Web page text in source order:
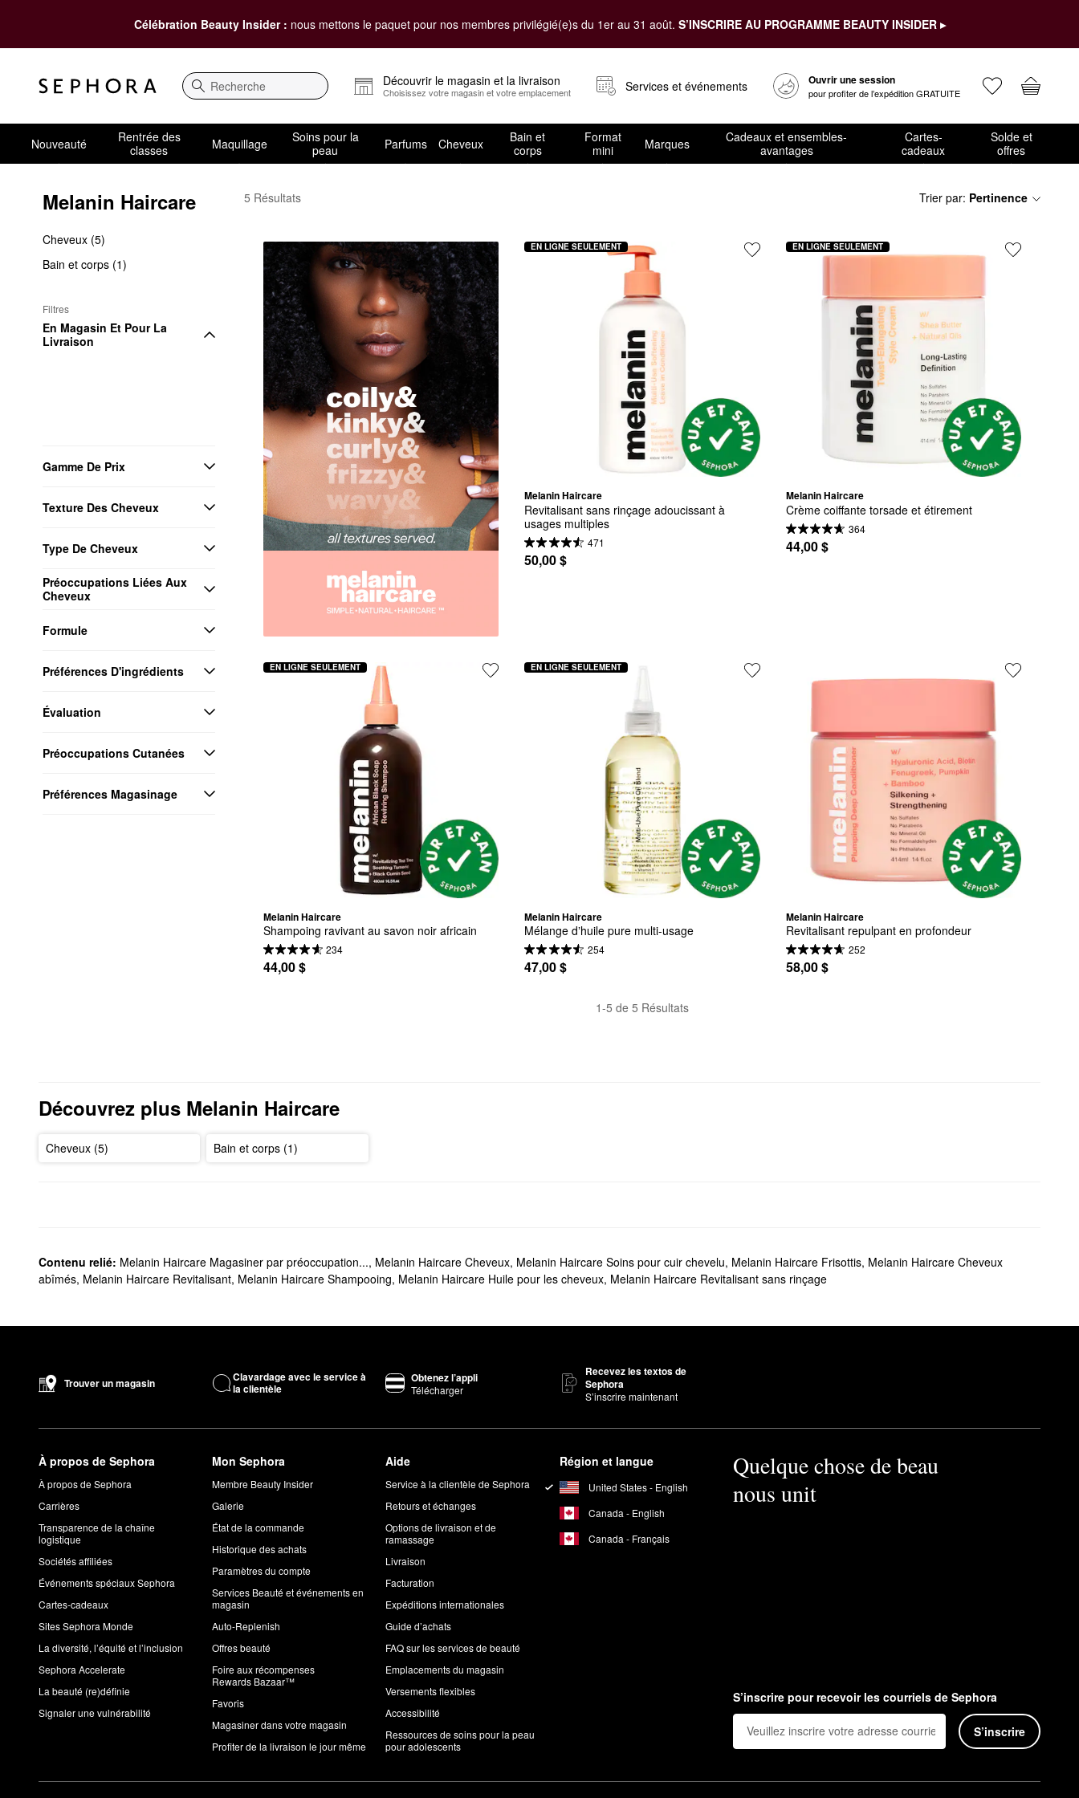
Célébration Beauty Insider : nous mettons le paquet pour nos membres privilégié(e)s du 1er au 31 août. S’INSCRIRE AU PROGRAMME BEAUTY INSIDER ▸
Recherche
Découvrir le magasin et la livraison
Choisissez votre magasin et votre emplacement Services et événements Ouvrir une session
pour profiter de l’expédition GRATUITE
Nouveauté
Rentrée des
classes
Maquillage
Soins pour la
peau
Parfums Cheveux
Bain et
corps
Format
mini
Marques
Cadeaux et ensembles-
avantages
Cartes-
cadeaux
Solde et
offres
Melanin Haircare
Cheveux (5)
Bain et corps (1)
Filtres
En Magasin Et Pour La
Livraison
Gamme De Prix
Texture Des Cheveux
Type De Cheveux
Préoccupations Liées Aux
Cheveux
Formule
Préférences D'ingrédients
Évaluation
Préoccupations Cutanées
Préférences Magasinage
Melanin Haircare
5 Résultats Trier par: Pertinence
Melanin Haircare
Revitalisant sans rinçage adoucissant à
usages multiples
471
50,00 $
EN LIGNE SEULEMENT
Melanin Haircare
Crème coiffante torsade et étirement
364
44,00 $
EN LIGNE SEULEMENT
Melanin Haircare
Shampoing ravivant au savon noir africain
234
44,00 $
EN LIGNE SEULEMENT
Melanin Haircare
Mélange dʼhuile pure multi-usage
254
47,00 $
EN LIGNE SEULEMENT
Melanin Haircare
Revitalisant repulpant en profondeur
252
58,00 $
1-5 de 5 Résultats
Découvrez plus Melanin Haircare
Cheveux (5) Bain et corps (1)
Contenu relié: Melanin Haircare Magasiner par préoccupation..., Melanin Haircare Cheveux, Melanin Haircare Soins pour cuir chevelu, Melanin Haircare Frisottis, Melanin Haircare Cheveux
abîmés, Melanin Haircare Revitalisant, Melanin Haircare Shampooing, Melanin Haircare Huile pour les cheveux, Melanin Haircare Revitalisant sans rinçage
Trouver un magasin
Clavardage avec le service à
la clientèle
Obtenez l’appli
Télécharger
Recevez les textos de
Sephora
S’inscrire maintenant
À propos de Sephora
À propos de Sephora
Carrières
Transparence de la chaîne
logistique
Sociétés affiliées
Événements spéciaux Sephora
Cartes-cadeaux
Sites Sephora Monde
La diversité, l’équité et l’inclusion
Sephora Accelerate
La beauté (re)définie
Signaler une vulnérabilité
Mon Sephora
Membre Beauty Insider
Galerie
État de la commande
Historique des achats
Paramètres du compte
Services Beauté et événements en
magasin
Auto-Replenish
Offres beauté
Foire aux récompenses
Rewards Bazaar™
Favoris
Magasiner dans votre magasin
Profiter de la livraison le jour même
Aide
Service à la clientèle de Sephora
Retours et échanges
Options de livraison et de
ramassage
Livraison
Facturation
Expéditions internationales
Guide d’achats
FAQ sur les services de beauté
Emplacements du magasin
Versements flexibles
Accessibilité
Ressources de soins pour la peau
pour adolescents
Région et langue
United States - English
Canada - English
Canada - Français
Quelque chose de beau
nous unit
S’inscrire pour recevoir les courriels de Sephora
S’inscrire